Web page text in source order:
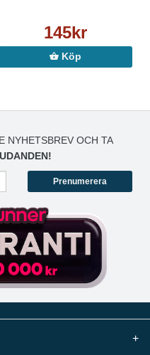
145kr
Köp
NYHETSBREV OCH TA
Prenumerera
+